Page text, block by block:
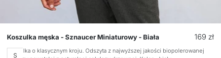
Koszulka męska - Sznaucer Miniaturowy - Biała
Cena
169 zł
Koszulka o klasycznym kroju. Odszyta z najwyższej jakości biopolerowanej
Rozmiar
S